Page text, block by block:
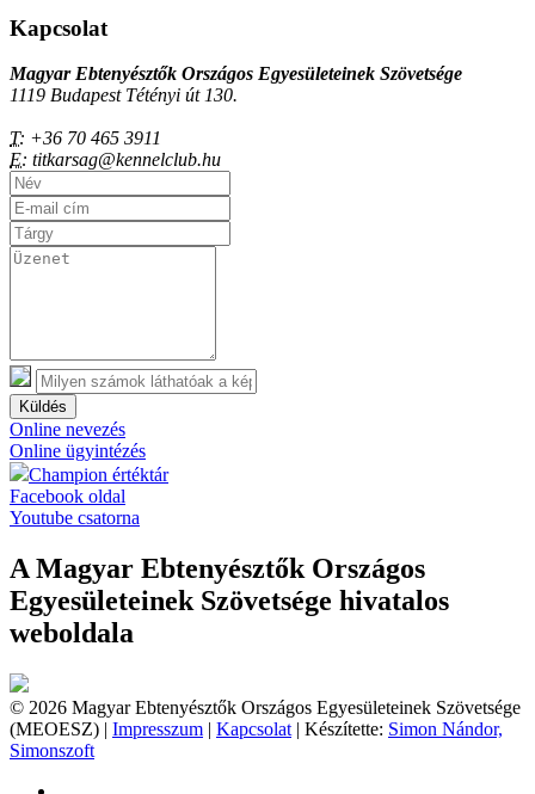
Kapcsolat
Magyar Ebtenyésztők Országos Egyesületeinek Szövetsége
1119 Budapest Tétényi út 130.
T: +36 70 465 3911
E: titkarsag@kennelclub.hu
Küldés
Online nevezés
Online ügyintézés
Champion értéktár
Facebook oldal
Youtube csatorna
A Magyar Ebtenyésztők Országos
Egyesületeinek Szövetsége hivatalos
weboldala
© 2026 Magyar Ebtenyésztők Országos Egyesületeinek Szövetsége
(MEOESZ) | Impresszum | Kapcsolat | Készítette: Simon Nándor,
Simonszoft